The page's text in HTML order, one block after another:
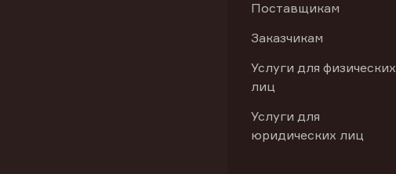
Поставщикам
Заказчикам
Услуги для физических
лиц
Услуги для
юридических лиц